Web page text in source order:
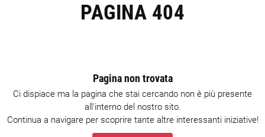
PAGINA 404
Pagina non trovata
Ci dispiace ma la pagina che stai cercando non è più presente
all'interno del nostro sito.
Continua a navigare per scoprire tante altre interessanti iniziative!